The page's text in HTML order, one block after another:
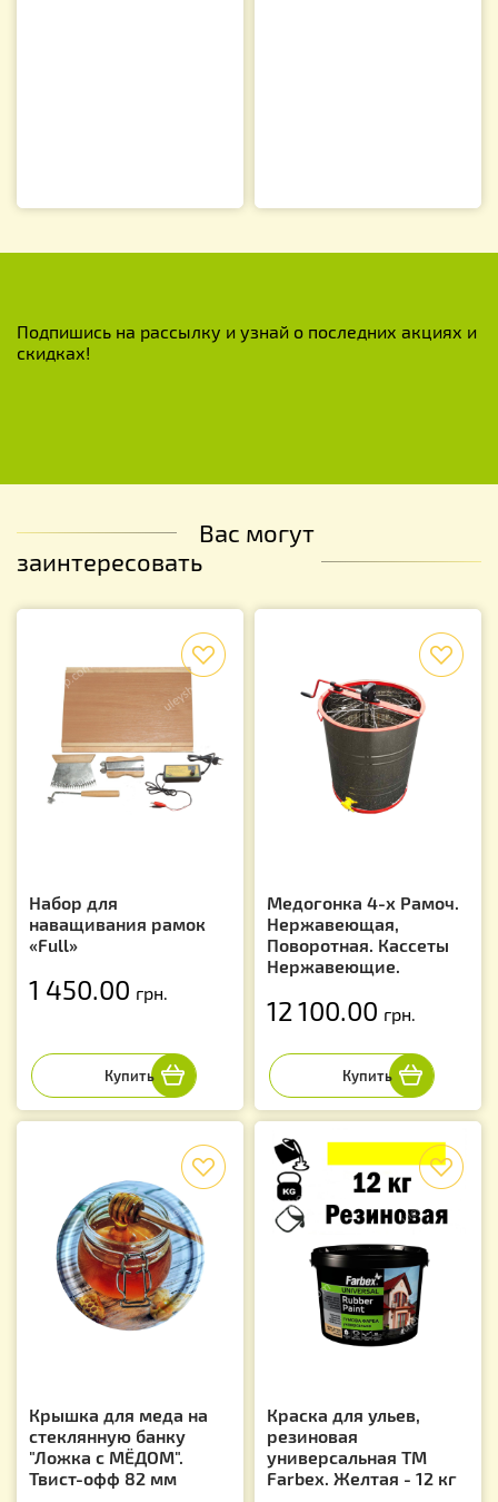
Подпишись на рассылку и узнай о последних акциях и
скидках!
Вас могут
заинтересовать
Набор для
наващивания рамок
«Full»
1 450.00 грн.
Медогонка 4-х Рамоч.
Нержавеющая,
Поворотная. Кассеты
Нержавеющие.
12 100.00 грн.
Крышка для меда на
стеклянную банку
"Ложка с МЁДОМ".
Твист-офф 82 мм
Краска для ульев,
резиновая
универсальная ТМ
Farbex. Желтая - 12 кг